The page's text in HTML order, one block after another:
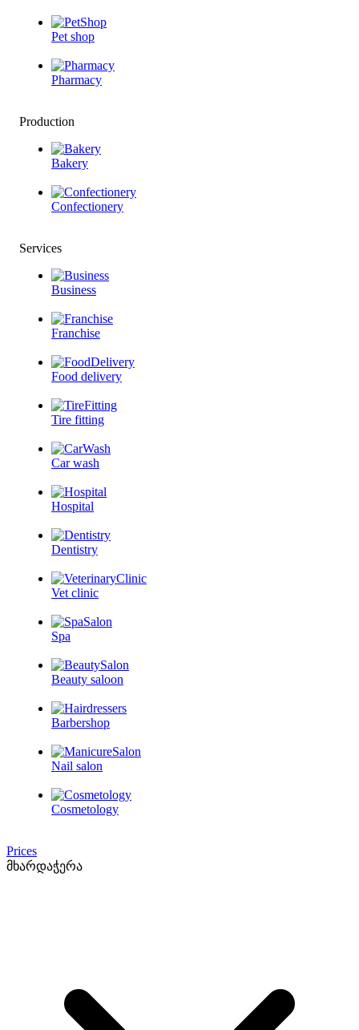
Pet shop
Pharmacy
Production
Bakery
Confectionery
Services
Business
Franchise
Food delivery
Tire fitting
Car wash
Hospital
Dentistry
Vet clinic
Spa
Beauty saloon
Barbershop
Nail salon
Cosmetology
Prices
მხარდაჭერა